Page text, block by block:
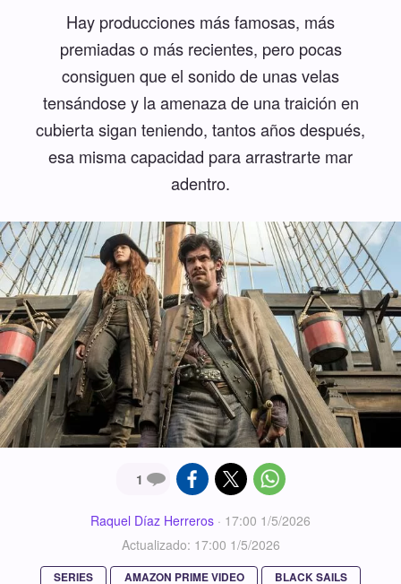
Hay producciones más famosas, más
premiadas o más recientes, pero pocas
consiguen que el sonido de unas velas
tensándose y la amenaza de una traición en
cubierta sigan teniendo, tantos años después,
esa misma capacidad para arrastrarte mar
adentro.
1
Raquel Díaz Herreros · 17:00 1/5/2026
Actualizado: 17:00 1/5/2026
SERIES AMAZON PRIME VIDEO
BLACK SAILS